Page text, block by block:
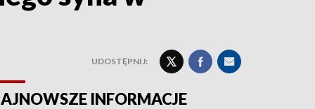
UDOSTĘPNIJ:
INFORMACJE